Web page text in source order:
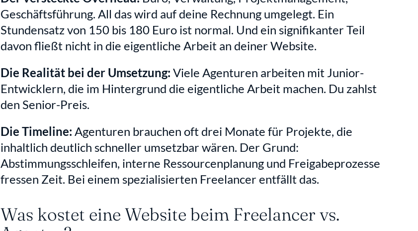
Geschäftsführung. All das wird auf deine Rechnung umgelegt. Ein
Stundensatz von 150 bis 180 Euro ist normal. Und ein signifikanter Teil
davon fließt nicht in die eigentliche Arbeit an deiner Website.
Die Realität bei der Umsetzung: Viele Agenturen arbeiten mit Junior-
Entwicklern, die im Hintergrund die eigentliche Arbeit machen. Du zahlst
den Senior-Preis.
Die Timeline: Agenturen brauchen oft drei Monate für Projekte, die
inhaltlich deutlich schneller umsetzbar wären. Der Grund:
Abstimmungsschleifen, interne Ressourcenplanung und Freigabeprozesse
fressen Zeit. Bei einem spezialisierten Freelancer entfällt das.
Was kostet eine Website beim Freelancer vs.